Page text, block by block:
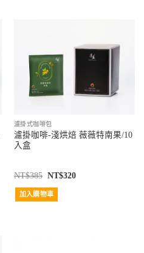
濾掛式咖啡包
濾掛咖啡-淺烘焙 薇薇特南果/10
入盒
NT$385 NT$320
加入購物車